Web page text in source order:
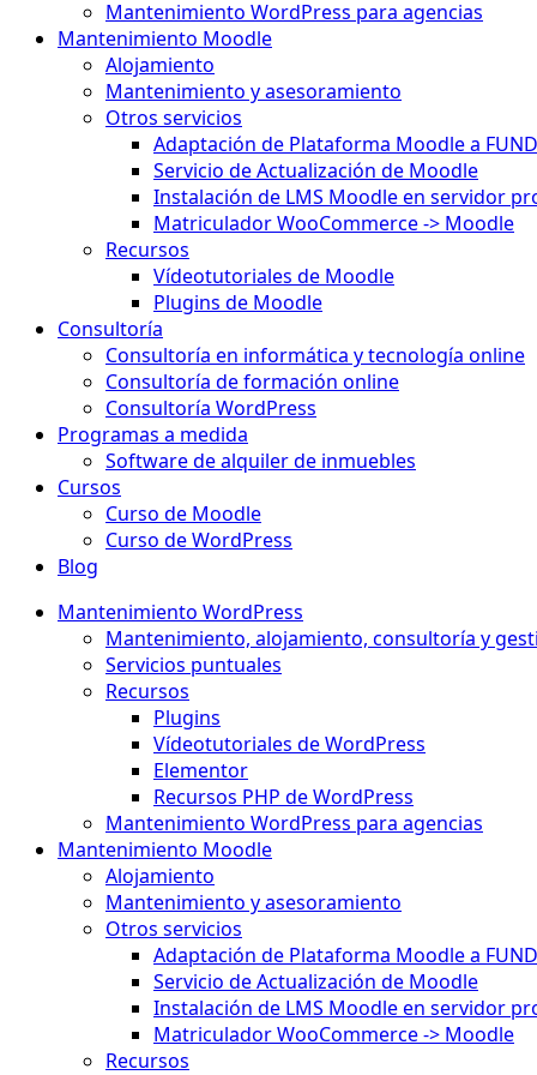
Mantenimiento WordPress para agencias
Mantenimiento Moodle
Alojamiento
Mantenimiento y asesoramiento
Otros servicios
Adaptación de Plataforma Moodle a
Servicio de Actualización de Moodle
Instalación de LMS Moodle en servidor
Matriculador WooCommerce -> Moodle
Recursos
Vídeotutoriales de Moodle
Plugins de Moodle
Consultoría
Consultoría en informática y tecnología online
Consultoría de formación online
Consultoría WordPress
Programas a medida
Software de alquiler de inmuebles
Cursos
Curso de Moodle
Curso de WordPress
Blog
Mantenimiento WordPress
Mantenimiento, alojamiento, consultoría y
Servicios puntuales
Recursos
Plugins
Vídeotutoriales de WordPress
Elementor
Recursos PHP de WordPress
Mantenimiento WordPress para agencias
Mantenimiento Moodle
Alojamiento
Mantenimiento y asesoramiento
Otros servicios
Adaptación de Plataforma Moodle a
Servicio de Actualización de Moodle
Instalación de LMS Moodle en servidor
Matriculador WooCommerce -> Moodle
Recursos